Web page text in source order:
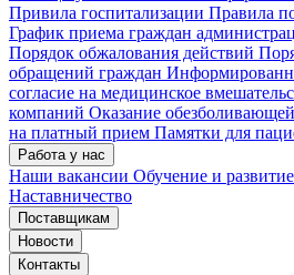
Привила госпитализации Правила
График приема граждан
Порядок обжалования действий
обращений граждан
согласие на медицинское
компаний Оказание
на платный прием Памятки для
Работа у нас
Наши вакансии Обучение и
Наставничество
Поставщикам
Новости
Контакты